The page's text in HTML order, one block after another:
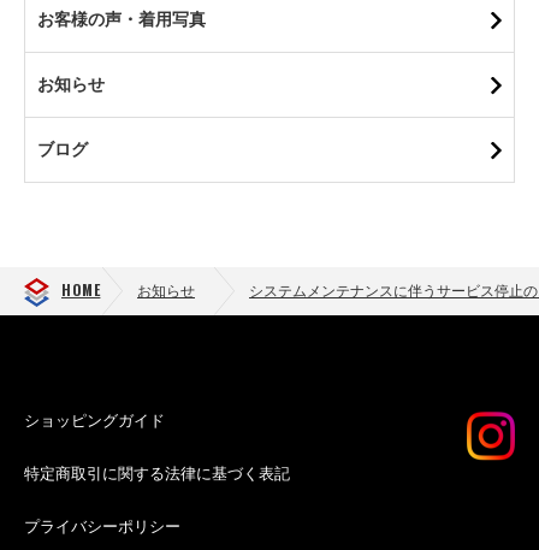
お客様の声・着用写真
お知らせ
ブログ
HOME お知らせ システムメンテナンスに伴うサービス停止
ショッピングガイド
特定商取引に関する法律に基づく表記
プライバシーポリシー